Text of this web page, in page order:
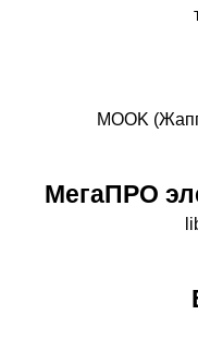
МООK
МегаПРО